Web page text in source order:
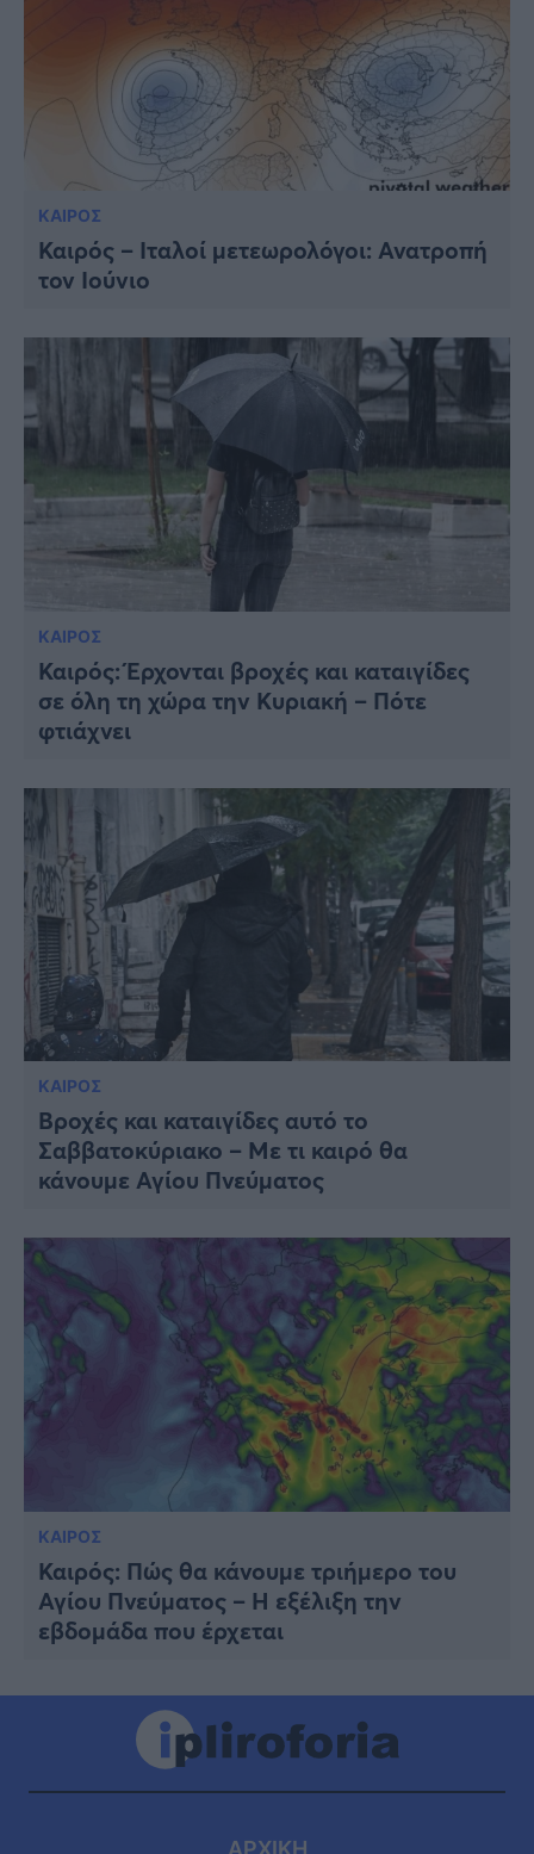
ΚΑΙΡΟΣ
Καιρός – Ιταλοί μετεωρολόγοι: Ανατροπή
τον Ιούνιο
ΚΑΙΡΟΣ
Καιρός: Έρχονται βροχές και καταιγίδες
σε όλη τη χώρα την Κυριακή – Πότε
φτιάχνει
ΚΑΙΡΟΣ
Βροχές και καταιγίδες αυτό το
Σαββατοκύριακο – Με τι καιρό θα
κάνουμε Αγίου Πνεύματος
ΚΑΙΡΟΣ
Καιρός: Πώς θα κάνουμε τριήμερο του
Αγίου Πνεύματος – Η εξέλιξη την
εβδομάδα που έρχεται
ΑΡΧΙΚΗ